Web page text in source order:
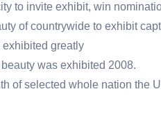
to invite exhibit, win
of countrywide to exhibit
exhibited greatly
was exhibited 2008.
of selected whole nation the